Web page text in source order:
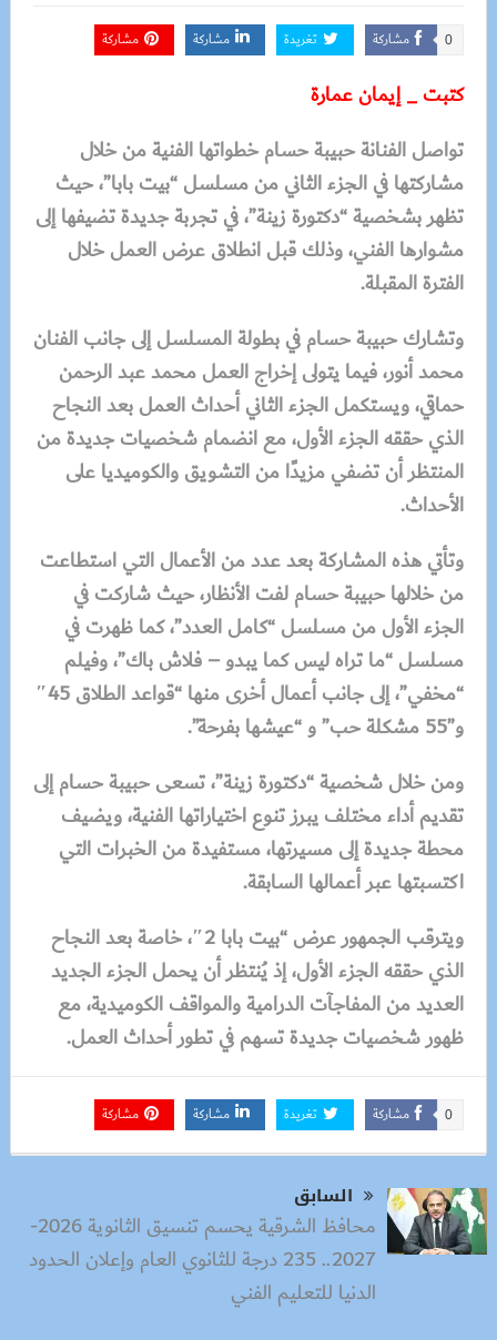
مشاركة 0 تغريدة مشاركة مشاركة
كتبت _ إيمان عمارة
تواصل الفنانة حبيبة حسام خطواتها الفنية من خلال
مشاركتها في الجزء الثاني من مسلسل “بيت بابا”، حيث
تظهر بشخصية “دكتورة زينة”، في تجربة جديدة تضيفها إلى
مشوارها الفني، وذلك قبل انطلاق عرض العمل خلال
الفترة المقبلة.
وتشارك حبيبة حسام في بطولة المسلسل إلى جانب الفنان
محمد أنور، فيما يتولى إخراج العمل محمد عبد الرحمن
حماقي، ويستكمل الجزء الثاني أحداث العمل بعد النجاح
الذي حققه الجزء الأول، مع انضمام شخصيات جديدة من
المنتظر أن تضفي مزيدًا من التشويق والكوميديا على
الأحداث.
وتأتي هذه المشاركة بعد عدد من الأعمال التي استطاعت
من خلالها حبيبة حسام لفت الأنظار، حيث شاركت في
الجزء الأول من مسلسل “كامل العدد”، كما ظهرت في
مسلسل “ما تراه ليس كما يبدو – فلاش باك”، وفيلم
“مخفي”، إلى جانب أعمال أخرى منها “قواعد الطلاق 45″
و”55 مشكلة حب” و “عيشها بفرحة”.
ومن خلال شخصية “دكتورة زينة”، تسعى حبيبة حسام إلى
تقديم أداء مختلف يبرز تنوع اختياراتها الفنية، ويضيف
محطة جديدة إلى مسيرتها، مستفيدة من الخبرات التي
اكتسبتها عبر أعمالها السابقة.
ويترقب الجمهور عرض “بيت بابا 2″، خاصة بعد النجاح
الذي حققه الجزء الأول، إذ يُنتظر أن يحمل الجزء الجديد
العديد من المفاجآت الدرامية والمواقف الكوميدية، مع
ظهور شخصيات جديدة تسهم في تطور أحداث العمل.
مشاركة 0 تغريدة مشاركة مشاركة
السابق
محافظ الشرقية يحسم تنسيق الثانوية 2026-
2027.. 235 درجة للثانوي العام وإعلان الحدود
الدنيا للتعليم الفني